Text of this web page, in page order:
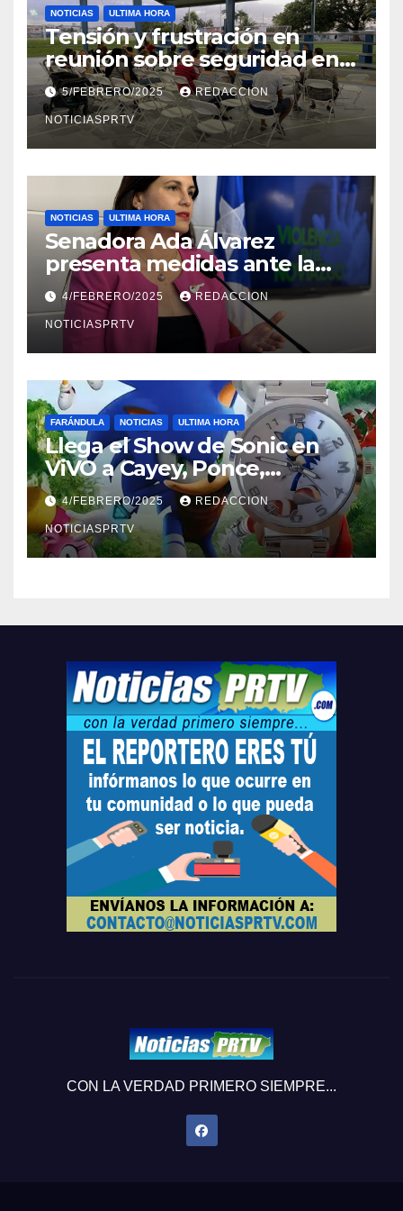
NOTICIAS ULTIMA HORA
Tensión y frustración en
reunión sobre seguridad en
Reparto Metropolitano
5/FEBRERO/2025 REDACCION
NOTICIASPRTV
NOTICIAS ULTIMA HORA
Senadora Ada Álvarez
presenta medidas ante la
violencia en el noviazgo
4/FEBRERO/2025 REDACCION
NOTICIASPRTV
FARÁNDULA NOTICIAS ULTIMA HORA
Llega el Show de Sonic en
ViVO a Cayey, Ponce,
Barceloneta y Humacao,
Relojes gratis para el que
compre ahora….
4/FEBRERO/2025 REDACCION
NOTICIASPRTV
CON LA VERDAD PRIMERO SIEMPRE...